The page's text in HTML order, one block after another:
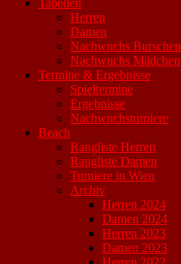
Tabellen
Herren
Damen
Nachwuchs Burschen
Nachwuchs Mädchen
Termine & Ergebnisse
Spieltermine
Ergebnisse
Nachwuchsturniere
Beach
Rangliste Herren
Rangliste Damen
Turniere in Wien
Archiv
Herren 2024
Damen 2024
Herren 2023
Damen 2023